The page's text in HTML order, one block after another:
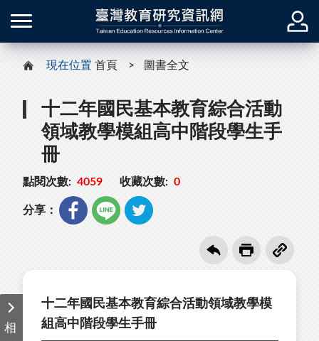
現在位置 首頁 圖書全文
十二年國民基本教育綜合活動
領域教學模組高中階段學生手
冊
點閱次數: 4059 收藏次數: 0
分享：
相
十二年國民基本教育綜合活動領域教學模
組高中階段學生手冊